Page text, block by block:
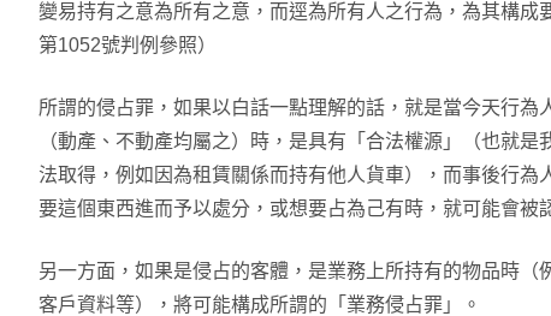
變易持有之意為所有之意，而逕為所有人之行為，為其構成
第1052號判例參照）
所謂的侵占罪，如果以白話一點理解的話，就是當今天行為
（動產、不動產均屬之）時，是具有「合法權源」（也就是
法取得，例如因為租賃關係而持有他人貨車），而事後行為
要這個東西進而予以處分，或想要占為己有時，就可能會被
另一方面，如果是侵占的客體，是業務上所持有的物品時（
客戶資料等），將可能構成所謂的「業務侵占罪」。